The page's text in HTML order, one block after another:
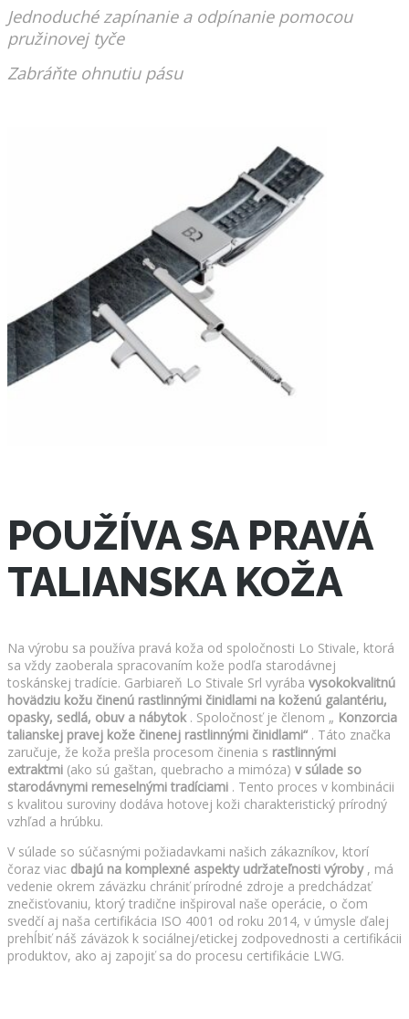
Jednoduché zapínanie a odpínanie pomocou
pružinovej tyče
Zabráňte ohnutiu pásu
POUŽÍVA SA PRAVÁ
TALIANSKA KOŽA
Na výrobu sa používa pravá koža od spoločnosti Lo Stivale, ktorá
sa vždy zaoberala spracovaním kože podľa starodávnej
toskánskej tradície. Garbiareň Lo Stivale Srl vyrába vysokokvalitnú
hovädziu kožu činenú rastlinnými činidlami na koženú galantériu,
opasky, sedlá, obuv a nábytok . Spoločnosť je členom „ Konzorcia
talianskej pravej kože činenej rastlinnými činidlami“ . Táto značka
zaručuje, že koža prešla procesom činenia s rastlinnými
extraktmi (ako sú gaštan, quebracho a mimóza) v súlade so
starodávnymi remeselnými tradíciami . Tento proces v kombinácii
s kvalitou suroviny dodáva hotovej koži charakteristický prírodný
vzhľad a hrúbku.
V súlade so súčasnými požiadavkami našich zákazníkov, ktorí
čoraz viac dbajú na komplexné aspekty udržateľnosti výroby, má
vedenie okrem záväzku chrániť prírodné zdroje a predchádzať
znečisťovaniu, ktorý tradične inšpiroval naše operácie, o čom
svedčí aj naša certifikácia ISO 4001 od roku 2014, v úmysle ďalej
prehĺbiť náš záväzok k sociálnej/etickej zodpovednosti a certifikácii
produktov, ako aj zapojiť sa do procesu certifikácie LWG.